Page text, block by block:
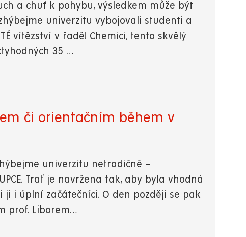
a chuť k pohybu, výsledkem může být
univerzitu vybojovali studenti a
vítězství v řadě! Chemici, tento skvělý
35 …
či orientačním během v
univerzitu netradičně –
Trať je navržena tak, aby byla vhodná
i úplní začátečníci. O den později se pak
prof. Liborem…